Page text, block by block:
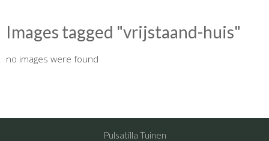
Images tagged "vrijstaand-huis"
no images were found
Pulsatilla Tuinen